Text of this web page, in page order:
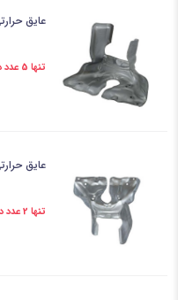
عایق حرارتی روی
تنها 5 عدد در انبار باقی مانده
عایق حرارتی
تنها 2 عدد در انبار باقی مانده